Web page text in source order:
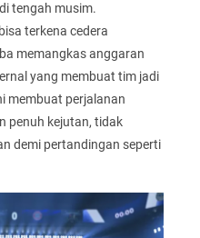
tengah musim.
terkena cedera
memangkas anggaran
yang membuat tim jadi
membuat perjalanan
penuh kejutan, tidak
demi pertandingan seperti